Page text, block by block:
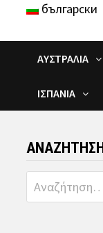
български
ΑΥΣΤΡΑΛΊΑ
ΙΣΠΑΝΊΑ
ΑΝΑΖΉΤΗΣΗ
Αναζήτηση
για: